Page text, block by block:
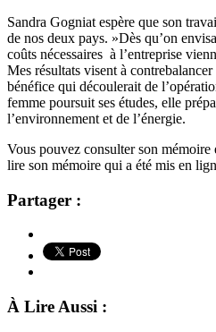
Sandra Gogniat espère que son
de nos deux pays. »Dès qu’on
coûts nécessaires à l’entreprise
Mes résultats visent à
bénéfice qui découlerait de
femme poursuit ses études, elle
l’environnement et de l’énergie.
Vous pouvez consulter son mémoire
lire son mémoire qui a été mis en
Partager :
À Lire Aussi :